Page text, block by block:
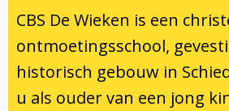
Pedagogisch klimaat
Bibliotheek
Ondersteuning
Verlof aanvragen
Bibliotheek op school
Te weinig geld?
CBS De Wieken is een
ontmoetingsschool,
historisch gebouw in
u als ouder van een jong